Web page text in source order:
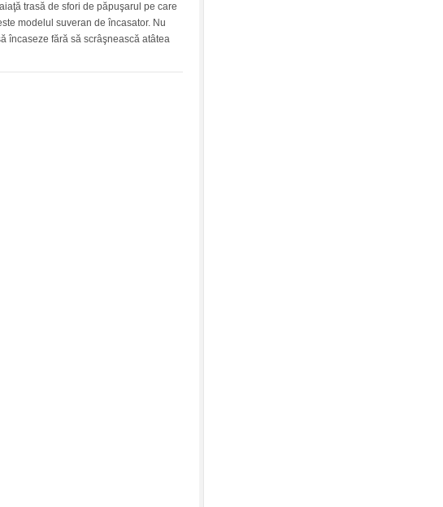
trasă de sfori de păpuşarul pe care
modelul suveran de încasator. Nu
încaseze fără să scrâşnească atâtea